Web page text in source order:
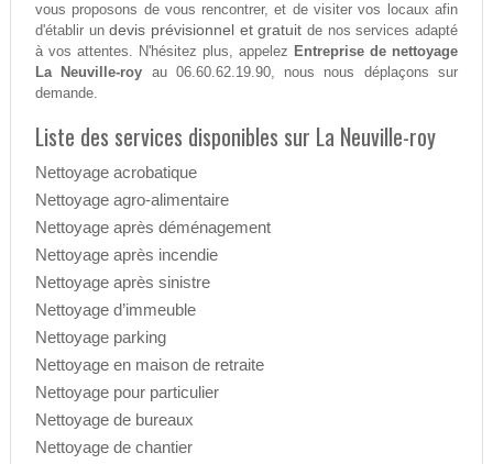
vous proposons de vous rencontrer, et de visiter vos locaux afin
d'établir undevis prévisionnel et gratuit de nos services adapté
à vos attentes. N'hésitez plus, appelez Entreprise de nettoyage
La Neuville-roy au 06.60.62.19.90, nous nous déplaçons sur
demande.
Liste des services disponibles sur La Neuville-roy
Nettoyage acrobatique
Nettoyage agro-alimentaire
Nettoyage après déménagement
Nettoyage après incendie
Nettoyage après sinistre
Nettoyage d’immeuble
Nettoyage parking
Nettoyage en maison de retraite
Nettoyage pour particulier
Nettoyage de bureaux
Nettoyage de chantier